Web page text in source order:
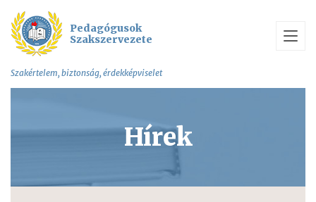
Pedagógusok
Szakszervezete
Szakértelem, biztonság, érdekképviselet
Hírek